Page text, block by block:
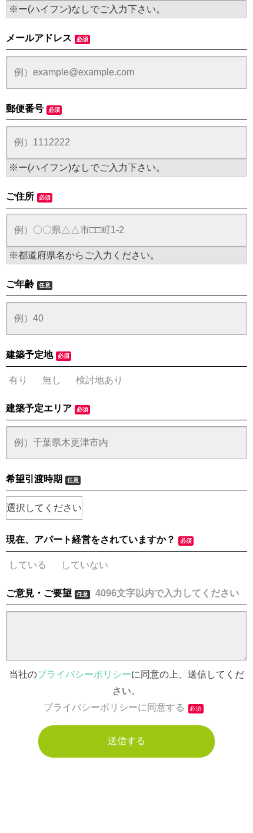
※ー(ハイフン)なしでご入力下さい。
メールアドレス 必須
郵便番号 必須
※ー(ハイフン)なしでご入力下さい。
ご住所 必須
※都道府県名からご入力ください。
ご年齢 任意
建築予定地 必須
有り 無し 検討地あり
建築予定エリア 必須
希望引渡時期 任意
現在、アパート経営をされていますか？ 必須
している していない
ご意見・ご要望 任意 4096文字以内で入力してください
当社のプライバシーポリシーに同意の上、送信してくだ
さい。
プライバシーポリシーに同意する
必須